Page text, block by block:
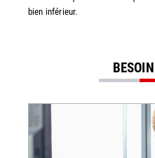
bien inférieur.